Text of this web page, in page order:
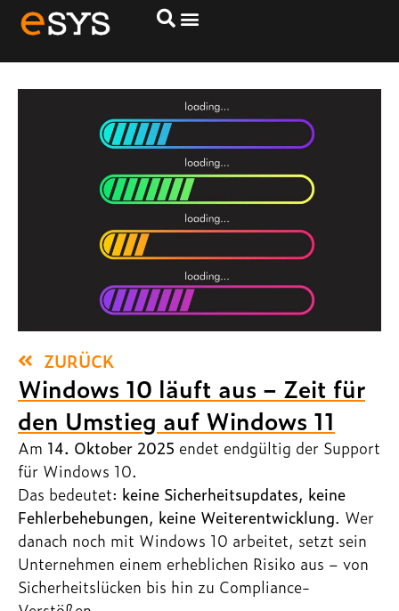
Windows 10 läuft aus. Zeit
für den Umstieg auf
Windows 11
ZURÜCK
Windows 10 läuft aus – Zeit für
den Umstieg auf Windows 11
Am 14. Oktober 2025 endet endgültig der Support
für Windows 10.
Das bedeutet: keine Sicherheitsupdates, keine
Fehlerbehebungen, keine Weiterentwicklung. Wer
danach noch mit Windows 10 arbeitet, setzt sein
Unternehmen einem erheblichen Risiko aus – von
Sicherheitslücken bis hin zu Compliance-